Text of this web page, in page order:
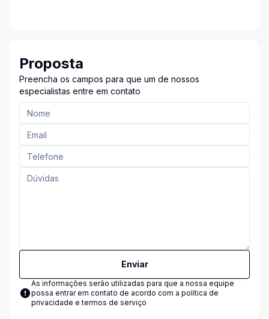
Proposta
Preencha os campos para que um de nossos
especialistas entre em contato
Enviar
As informações serão utilizadas para que a nossa equipe
possa entrar em contato de acordo com a política de
privacidade e termos de serviço